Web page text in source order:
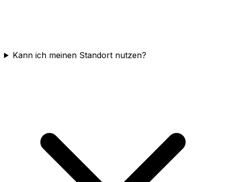
Kann ich meinen Standort nutzen?